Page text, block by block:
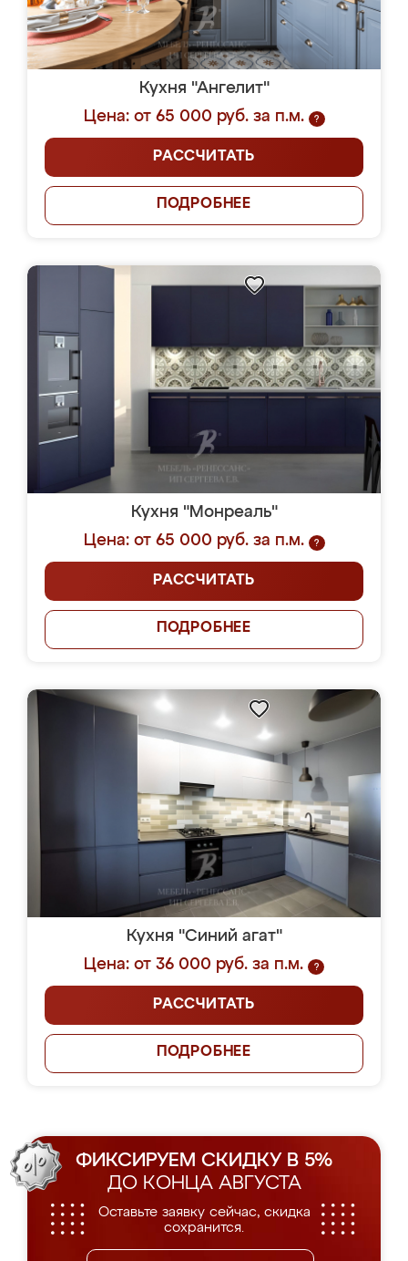
Кухня "Ангелит"
Цена: от 65 000 руб. за п.м.
?
РАССЧИТАТЬ
ПОДРОБНЕЕ
Кухня "Монреаль"
Цена: от 65 000 руб. за п.м.
?
РАССЧИТАТЬ
ПОДРОБНЕЕ
Кухня "Синий агат"
Цена: от 36 000 руб. за п.м.
?
РАССЧИТАТЬ
ПОДРОБНЕЕ
ФИКСИРУЕМ СКИДКУ В 5%
ДО КОНЦА АВГУСТА
Оставьте заявку сейчас, скидка
сохранится.